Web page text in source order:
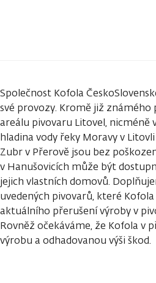
Společnost Kofola
své provozy. Kromě již
areálu pivovaru Litovel, nicméně
hladina vody řeky Moravy v
Zubr v Přerově jsou bez
v Hanušovicích může být
jejich vlastních domovů.
uvedených pivovarů, které
aktuálního přerušení výroby v
Rovněž očekáváme, že Kofola v
výrobu a odhadovanou výši škod.